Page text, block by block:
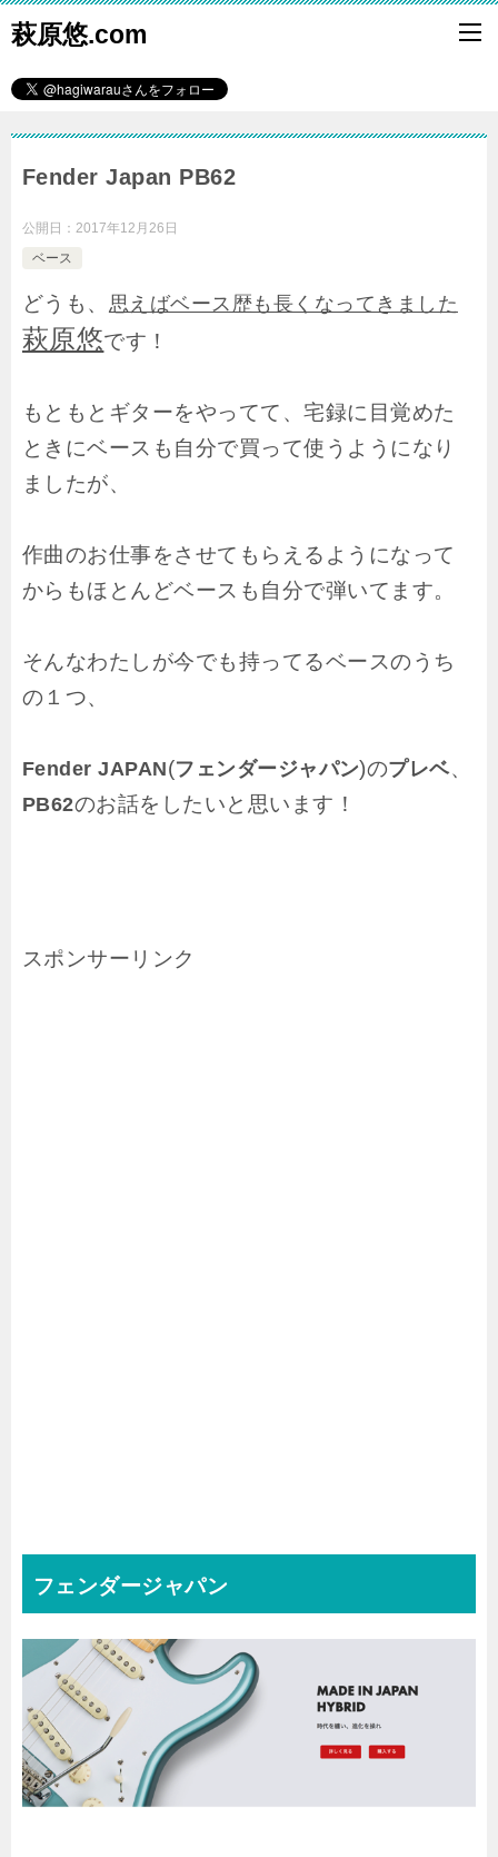
萩原悠.com
Fender Japan PB62
公開日： 2017年12月26日
ベース
どうも、 思えばベース歴も長くなってきました
萩原悠です！
もともとギターをやってて、宅録に目覚めた
ときにベースも自分で買って使うようになり
ましたが、
作曲のお仕事をさせてもらえるようになって
からもほとんどベースも自分で弾いてます。
そんなわたしが今でも持ってるベースのうち
の１つ、
Fender JAPAN(フェンダージャパン)のプレベ、
PB62のお話をしたいと思います！
スポンサーリンク
フェンダージャパン